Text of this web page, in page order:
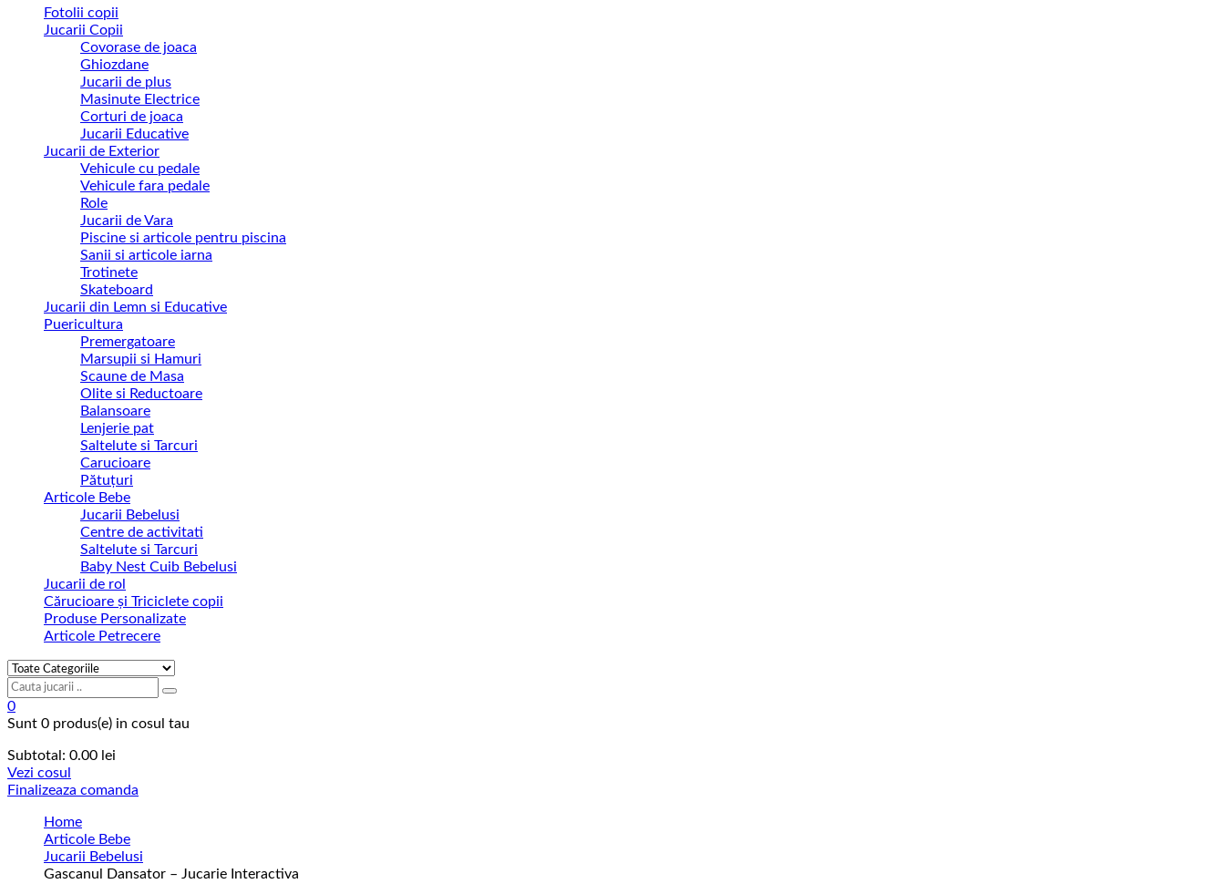
Fotolii copii
Jucarii Copii
Covorase de joaca
Ghiozdane
Jucarii de plus
Masinute Electrice
Corturi de joaca
Jucarii Educative
Jucarii de Exterior
Vehicule cu pedale
Vehicule fara pedale
Role
Jucarii de Vara
Piscine si articole pentru piscina
Sanii si articole iarna
Trotinete
Skateboard
Jucarii din Lemn si Educative
Puericultura
Premergatoare
Marsupii si Hamuri
Scaune de Masa
Olite si Reductoare
Balansoare
Lenjerie pat
Saltelute si Tarcuri
Carucioare
Pătuțuri
Articole Bebe
Jucarii Bebelusi
Centre de activitati
Saltelute si Tarcuri
Baby Nest Cuib Bebelusi
Jucarii de rol
Cărucioare și Triciclete copii
Produse Personalizate
Articole Petrecere
0
Sunt 0 produs(e) in cosul tau
Subtotal: 0.00 lei
Vezi cosul
Finalizeaza comanda
Home
Articole Bebe
Jucarii Bebelusi
Gascanul Dansator – Jucarie Interactiva